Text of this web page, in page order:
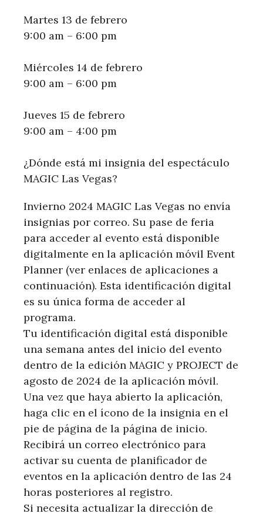
Martes 13 de febrero
9:00 am – 6:00 pm
Miércoles 14 de febrero
9:00 am – 6:00 pm
Jueves 15 de febrero
9:00 am – 4:00 pm
¿Dónde está mi insignia del espectáculo
MAGIC Las Vegas?
Invierno 2024 MAGIC Las Vegas no envía
insignias por correo. Su pase de feria
para acceder al evento está disponible
digitalmente en la aplicación móvil Event
Planner (ver enlaces de aplicaciones a
continuación). Esta identificación digital
es su única forma de acceder al
programa.
Tu identificación digital está disponible
una semana antes del inicio del evento
dentro de la edición MAGIC y PROJECT de
agosto de 2024 de la aplicación móvil.
Una vez que haya abierto la aplicación,
haga clic en el ícono de la insignia en el
pie de página de la página de inicio.
Recibirá un correo electrónico para
activar su cuenta de planificador de
eventos en la aplicación dentro de las 24
horas posteriores al registro.
Si necesita actualizar la dirección de